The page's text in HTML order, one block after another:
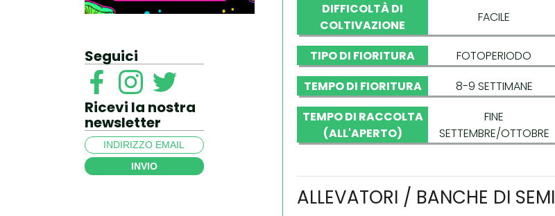
Seguici
Ricevi la nostra
newsletter
INVIO
DIFFICOLTÀ DI
COLTIVAZIONE
FACILE
TIPO DI FIORITURA
FOTOPERIODO
TEMPO DI FIORITURA
8-9 SETTIMANE
TEMPO DI RACCOLTA
(ALL'APERTO)
FINE
SETTEMBRE/OTTOBRE
ALLEVATORI / BANCHE DI SEMI